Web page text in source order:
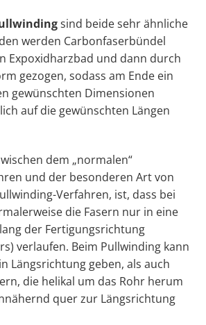
sind beide sehr ähnliche
werden Carbonfaserbündel
Expoxidharzbad und dann durch
gezogen, sodass am Ende ein
gewünschten Dimensionen
auf die gewünschten Längen
dem „normalen“
und der besonderen Art von
Verfahren, ist, dass bei
die Fasern nur in eine
der Fertigungsrichtung
verlaufen. Beim Pullwinding kann
Längsrichtung geben, als auch
die helikal um das Rohr herum
quer zur Längsrichtung